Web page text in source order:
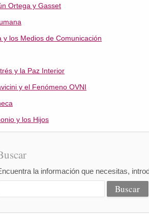
Ortega y Gasset
y los Medios de Comunicación
y la Paz Interior
y el Fenómeno OVNI
y los Hijos
la información que necesitas,